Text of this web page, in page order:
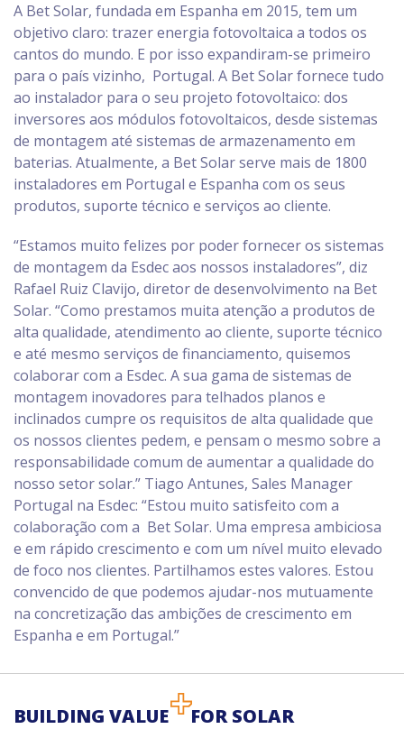
A Bet Solar, fundada em Espanha em 2015, tem um
objetivo claro: trazer energia fotovoltaica a todos os
cantos do mundo. E por isso expandiram-se primeiro
para o país vizinho, Portugal. A Bet Solar fornece tudo
ao instalador para o seu projeto fotovoltaico: dos
inversores aos módulos fotovoltaicos, desde sistemas
de montagem até sistemas de armazenamento em
baterias. Atualmente, a Bet Solar serve mais de 1800
instaladores em Portugal e Espanha com os seus
produtos, suporte técnico e serviços ao cliente.
“Estamos muito felizes por poder fornecer os sistemas
de montagem da Esdec aos nossos instaladores”, diz
Rafael Ruiz Clavijo, diretor de desenvolvimento na Bet
Solar. “Como prestamos muita atenção a produtos de
alta qualidade, atendimento ao cliente, suporte técnico
e até mesmo serviços de financiamento, quisemos
colaborar com a Esdec. A sua gama de sistemas de
montagem inovadores para telhados planos e
inclinados cumpre os requisitos de alta qualidade que
os nossos clientes pedem, e pensam o mesmo sobre a
responsabilidade comum de aumentar a qualidade do
nosso setor solar.” Tiago Antunes, Sales Manager
Portugal na Esdec: “Estou muito satisfeito com a
colaboração com a Bet Solar. Uma empresa ambiciosa
e em rápido crescimento e com um nível muito elevado
de foco nos clientes. Partilhamos estes valores. Estou
convencido de que podemos ajudar-nos mutuamente
na concretização das ambições de crescimento em
Espanha e em Portugal.”
BUILDING VALUE
FOR SOLAR